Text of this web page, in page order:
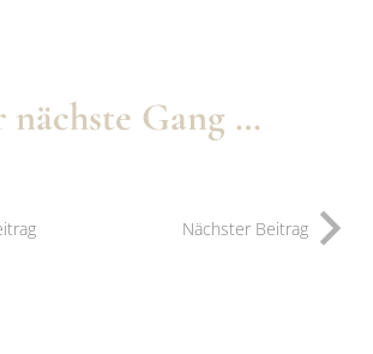
nächste Gang …
Nächster Beitrag